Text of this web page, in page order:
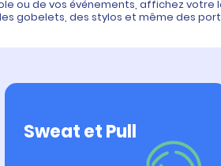
ou de vos événements, affichez votre
gobelets, des stylos et même des
Sweat et Pull